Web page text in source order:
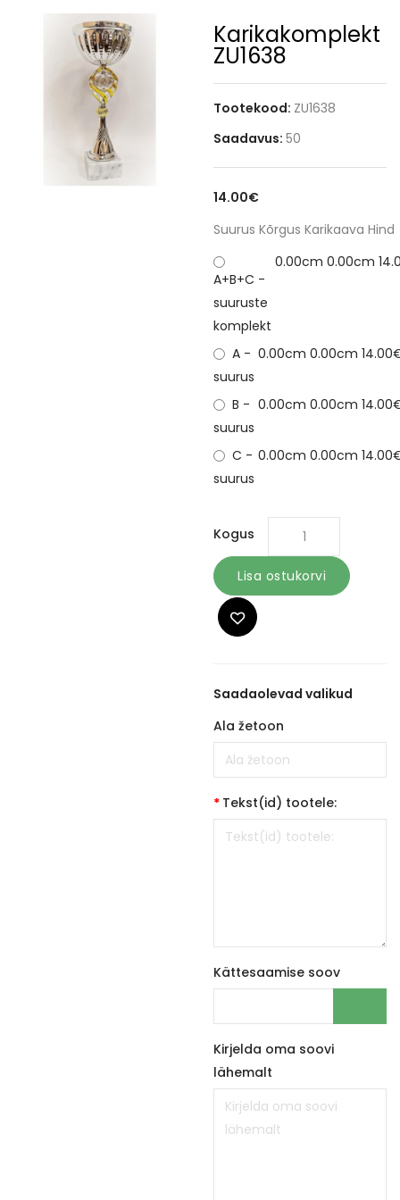
Karikakomplekt
ZU1638
Tootekood: ZU1638
Saadavus: 50
14.00€
Suurus Kõrgus Karikaava Hind
A+B+C -
suuruste
komplekt
0.00cm 0.00cm
A -
suurus
0.00cm 0.00cm
B -
suurus
0.00cm 0.00cm
C -
suurus
0.00cm 0.00cm
Kogus
Lisa ostukorvi
Saadaolevad valikud
Ala žetoon
Tekst(id) tootele:
Kättesaamise soov
Kirjelda oma soovi
lähemalt